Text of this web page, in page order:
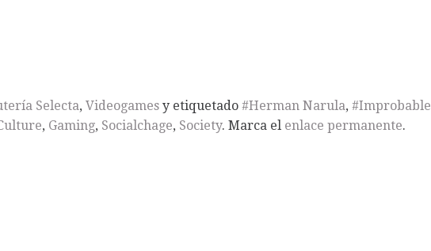
Selecta, Videogames y etiquetado #Herman Narula, #Improbable
, Gaming, Socialchage, Society. Marca el enlace permanente.